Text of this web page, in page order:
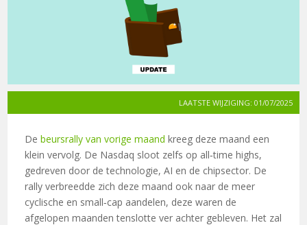
LAATSTE WIJZIGING: 01/07/2025
Debeursrally van vorige maand kreeg deze maand een
klein vervolg. De Nasdaq sloot zelfs op all‑time highs,
gedreven door de technologie, AI en de chipsector. De
rally verbreedde zich deze maand ook naar de meer
cyclische en small‑cap aandelen, deze waren de
afgelopen maanden tenslotte ver achter gebleven. Het zal